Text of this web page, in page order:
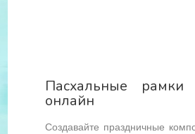
Пасхальные
онлайн
Создавайте праздничные